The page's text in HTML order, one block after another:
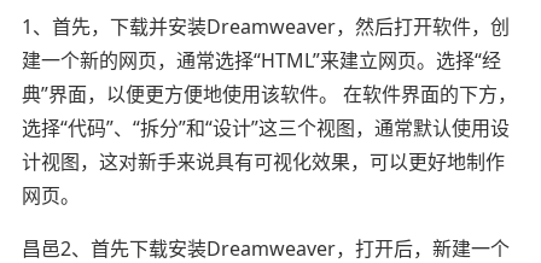
1、首先，下载并安装Dreamweaver，然后打开软件，创
建一个新的网页，通常选择“HTML”来建立网页。选择“经
典”界面，以便更方便地使用该软件。 在软件界面的下方，
选择“代码”、“拆分”和“设计”这三个视图，通常默认使用设
计视图，这对新手来说具有可视化效果，可以更好地制作
网页。
昌邑2、首先下载安装Dreamweaver，打开后，新建一个